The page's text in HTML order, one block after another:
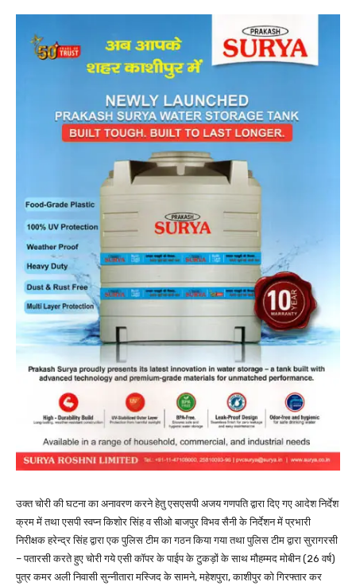
उक्त चोरी की घटना का अनावरण करने हेतु एसएसपी अजय गणपति द्वारा दिए गए आदेश निर्देश
क्रम में तथा एसपी स्वप्न किशोर सिंह व सीओ बाजपुर विभव सैनी के निर्देशन में प्रभारी
निरीक्षक हरेन्द्र सिंह द्वारा एक पुलिस टीम का गठन किया गया तथा पुलिस टीम द्वारा सुरागरसी
– पतारसी करते हुए चोरी गये एसी कॉपर के पाईप के टुकड़ों के साथ मौहम्मद मोबीन (26 वर्ष)
पुत्र कमर अली निवासी सुन्नीतारा मस्जिद के सामने, महेशपुरा, काशीपुर को गिरफ्तार कर